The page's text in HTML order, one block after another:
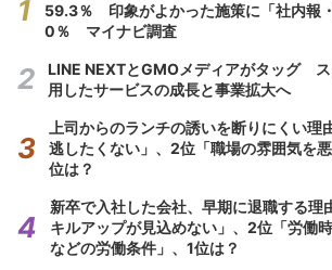
59.3％ 印象がよかった施策に「社内報
0％ マイナビ調査
LINE NEXTとGMOメディアがタッグ
用したサービスの成長と事業拡大へ
上司からのランチの誘いを断りにくい
逃したくない」、2位「職場の雰囲気を
位は？
新卒で入社した会社、早期に退職する
キルアップが見込めない」、2位「労働
などの労働条件」、1位は？